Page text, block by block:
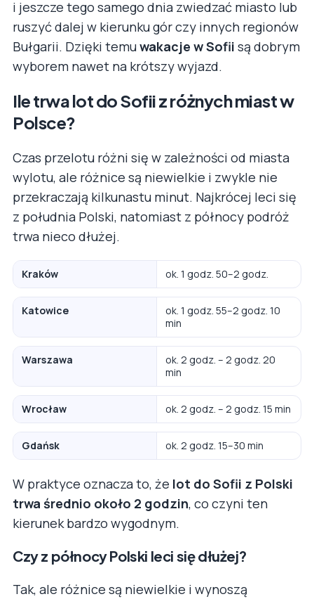
i jeszcze tego samego dnia zwiedzać miasto lub
ruszyć dalej w kierunku gór czy innych regionów
Bułgarii. Dzięki temuwakacje w Sofii są dobrym
wyborem nawet na krótszy wyjazd.
Ile trwa lot do Sofii z różnych miast w
Polsce?
Czas przelotu różni się w zależności od miasta
wylotu, ale różnice są niewielkie i zwykle nie
przekraczają kilkunastu minut. Najkrócej leci się
z południa Polski, natomiast z północy podróż
trwa nieco dłużej.
Kraków ok. 1 godz. 50–2 godz.
Katowice
ok. 1 godz. 55–2 godz. 10
min
Warszawa
ok. 2 godz. – 2 godz. 20
min
Wrocław ok. 2 godz. – 2 godz. 15 min
Gdańsk ok. 2 godz. 15–30 min
W praktyce oznacza to, że lot do Sofii z Polski
trwa średnio około 2 godzin, co czyni ten
kierunek bardzo wygodnym.
Czy z północy Polski leci się dłużej?
Tak, ale różnice są niewielkie i wynoszą